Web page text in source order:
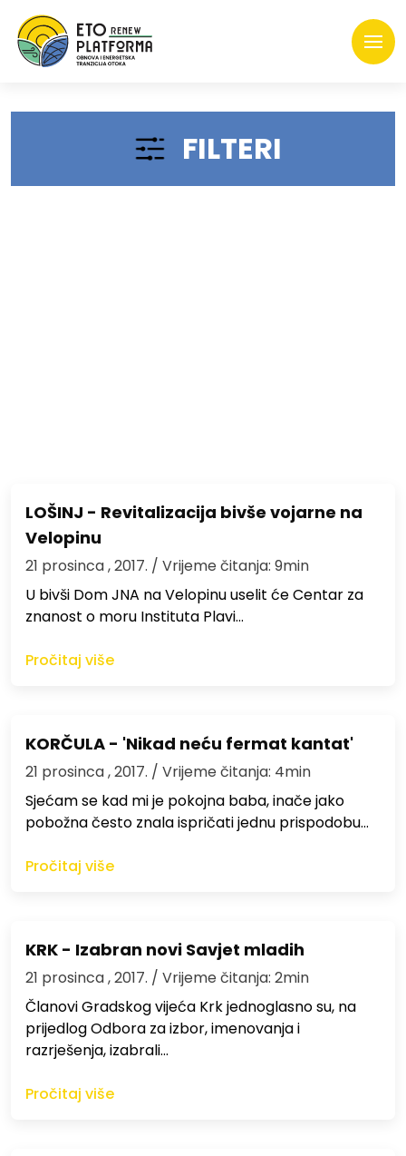
FILTERI
LOŠINJ - Revitalizacija bivše vojarne na
Velopinu
21 prosinca , 2017. / Vrijeme čitanja: 9min
U bivši Dom JNA na Velopinu uselit će Centar za
znanost o moru Instituta Plavi…
Pročitaj više
KORČULA - 'Nikad neću fermat kantat'
21 prosinca , 2017. / Vrijeme čitanja: 4min
Sjećam se kad mi je pokojna baba, inače jako
pobožna često znala ispričati jednu prispodobu…
Pročitaj više
KRK - Izabran novi Savjet mladih
21 prosinca , 2017. / Vrijeme čitanja: 2min
Članovi Gradskog vijeća Krk jednoglasno su, na
prijedlog Odbora za izbor, imenovanja i
razrješenja, izabrali…
Pročitaj više